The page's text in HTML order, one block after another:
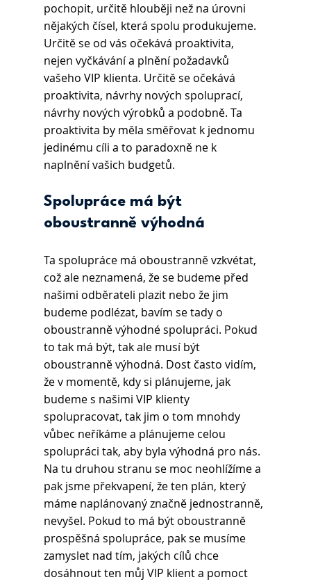
pochopit, určitě hlouběji než na úrovni
nějakých čísel, která spolu produkujeme.
Určitě se od vás očekává proaktivita,
nejen vyčkávání a plnění požadavků
vašeho VIP klienta. Určitě se očekává
proaktivita, návrhy nových spoluprací,
návrhy nových výrobků a podobně. Ta
proaktivita by měla směřovat k jednomu
jedinému cíli a to paradoxně ne k
naplnění vašich budgetů.
Spolupráce má být
oboustranně výhodná
Ta spolupráce má oboustranně vzkvétat,
což ale neznamená, že se budeme před
našimi odběrateli plazit nebo že jim
budeme podlézat, bavím se tady o
oboustranně výhodné spolupráci. Pokud
to tak má být, tak ale musí být
oboustranně výhodná. Dost často vidím,
že v momentě, kdy si plánujeme, jak
budeme s našimi VIP klienty
spolupracovat, tak jim o tom mnohdy
vůbec neříkáme a plánujeme celou
spolupráci tak, aby byla výhodná pro nás.
Na tu druhou stranu se moc neohlížíme a
pak jsme překvapení, že ten plán, který
máme naplánovaný značně jednostranně,
nevyšel. Pokud to má být oboustranně
prospěšná spolupráce, pak se musíme
zamyslet nad tím, jakých cílů chce
dosáhnout ten můj VIP klient a pomoct